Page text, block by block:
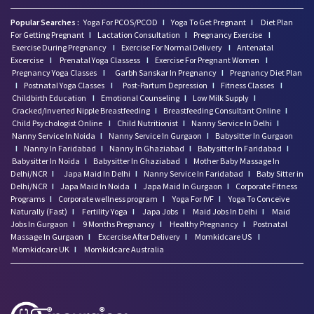
Popular Searches : Yoga For PCOS/PCOD I Yoga To Get Pregnant I
Diet Plan
For Getting Pregnant I Lactation Consultation I Pregnancy Exercise I
Exercise During Pregnancy I Exercise For Normal Delivery I Antenatal
Excercise I Prenatal Yoga Classess I Exercise For Pregnant Women
I
Pregnancy Yoga Classes I Garbh Sanskar In Pregnancy I
Pregnancy Diet Plan
I
Postnatal Yoga Classes I Post-Partum Depression I Fitness Classes I
Childbirth Education
I Emotional Counseling I Low Milk Supply I
Cracked/Inverted Nipple Breastfeeding I Breastfeeding Consultant Online I
Child Psychologist Online I Child Nutritionist I Nanny Service In Delhi I
Nanny Service In Noida I Nanny Service In Gurgaon I
Babysitter In Gurgaon
I
Nanny In Faridabad I Nanny In Ghaziabad I Babysitter In Faridabad I
Babysitter In Noida I Babysitter In Ghaziabad I
Mother Baby Massage In
Delhi/NCR I Japa Maid In Delhi I Nanny Service In Faridabad I
Baby Sitter in
Delhi/NCR I Japa Maid In Noida I Japa Maid In Gurgaon I
Corporate Fitness
Programs I Corporate wellness program I Yoga For IVF I
Yoga To Conceive
Naturally (Fast) I Fertility Yoga I Japa Jobs I Maid Jobs In Delhi I
Maid
Jobs In Gurgaon I 9 Months Pregnancy I Healthy Pregnancy I
Postnatal
Massage In Gurgaon I Excercise After Delivery I Momkidcare US I
Momkidcare UK I Momkidcare Australia